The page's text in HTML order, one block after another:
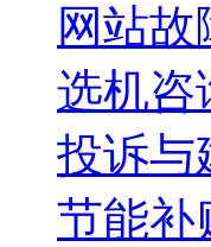
网站故
选机咨
投诉与
节能补